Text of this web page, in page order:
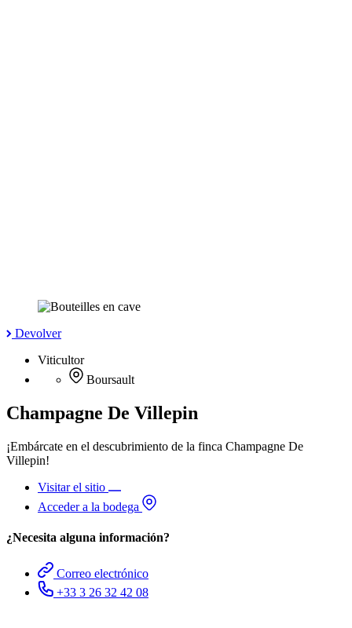
Devolver
Viticultor
Boursault
Champagne De Villepin
¡Embárcate en el descubrimiento de la finca Champagne De
Villepin!
Visitar el sitio
Acceder a la bodega
¿Necesita alguna información?
Correo electrónico
+33 3 26 32 42 08